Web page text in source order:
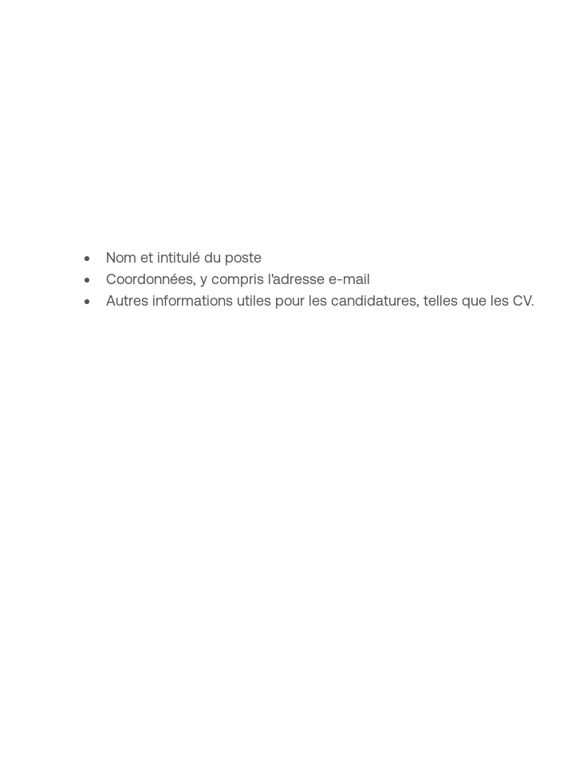
Nom et intitulé du poste
Coordonnées, y compris l'adresse e-mail
Autres informations utiles pour les candidatures, telles que les CV.